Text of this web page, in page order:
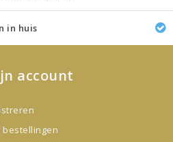
in huis
account
bestellingen